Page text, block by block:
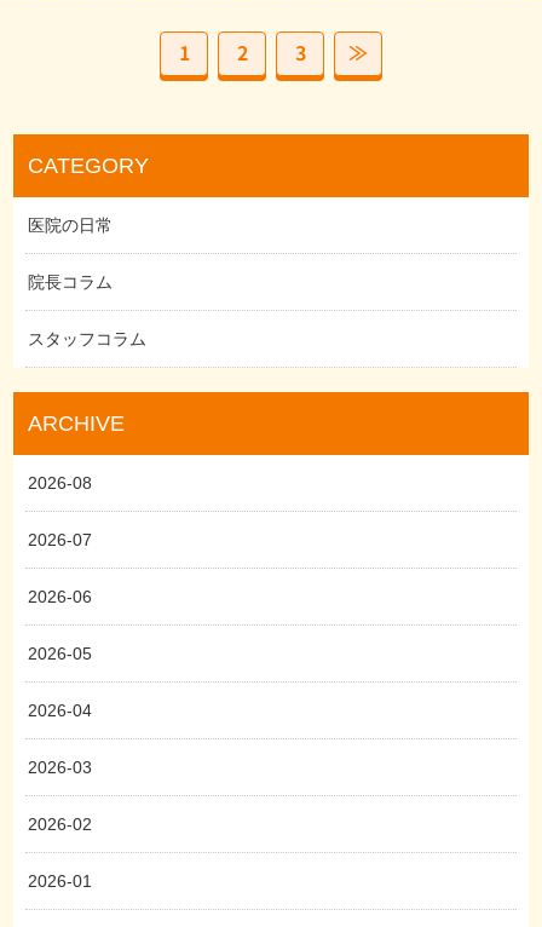
1 2 3 ≫
CATEGORY
医院の日常
院長コラム
スタッフコラム
ARCHIVE
2026-08
2026-07
2026-06
2026-05
2026-04
2026-03
2026-02
2026-01